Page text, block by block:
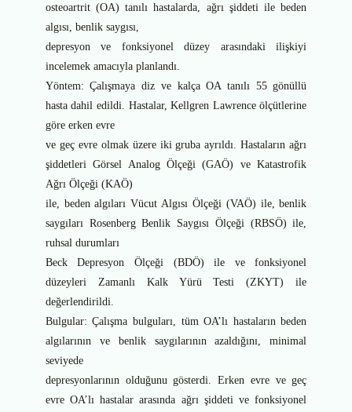
osteoartrit (OA) tanılı hastalarda, ağrı şiddeti ile beden
algısı, benlik saygısı,
depresyon ve fonksiyonel düzey arasındaki ilişkiyi
incelemek amacıyla planlandı.
Yöntem: Çalışmaya diz ve kalça OA tanılı 55 gönüllü
hasta dahil edildi. Hastalar, Kellgren Lawrence ölçütlerine
göre erken evre
ve geç evre olmak üzere iki gruba ayrıldı. Hastaların ağrı
şiddetleri Görsel Analog Ölçeği (GAÖ) ve Katastrofik
Ağrı Ölçeği (KAÖ)
ile, beden algıları Vücut Algısı Ölçeği (VAÖ) ile, benlik
saygıları Rosenberg Benlik Saygısı Ölçeği (RBSÖ) ile,
ruhsal durumları
Beck Depresyon Ölçeği (BDÖ) ile ve fonksiyonel
düzeyleri Zamanlı Kalk Yürü Testi (ZKYT) ile
değerlendirildi.
Bulgular: Çalışma bulguları, tüm OA’lı hastaların beden
algılarının ve benlik saygılarının azaldığını, minimal
seviyede
depresyonlarının olduğunu gösterdi. Erken evre ve geç
evre OA’lı hastalar arasında ağrı şiddeti ve fonksiyonel